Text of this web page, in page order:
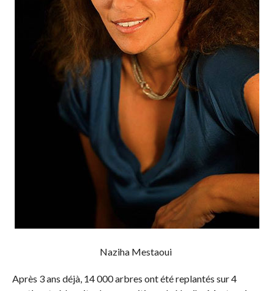
Naziha Mestaoui
Après 3 ans déjà, 14 000 arbres ont été replantés sur 4